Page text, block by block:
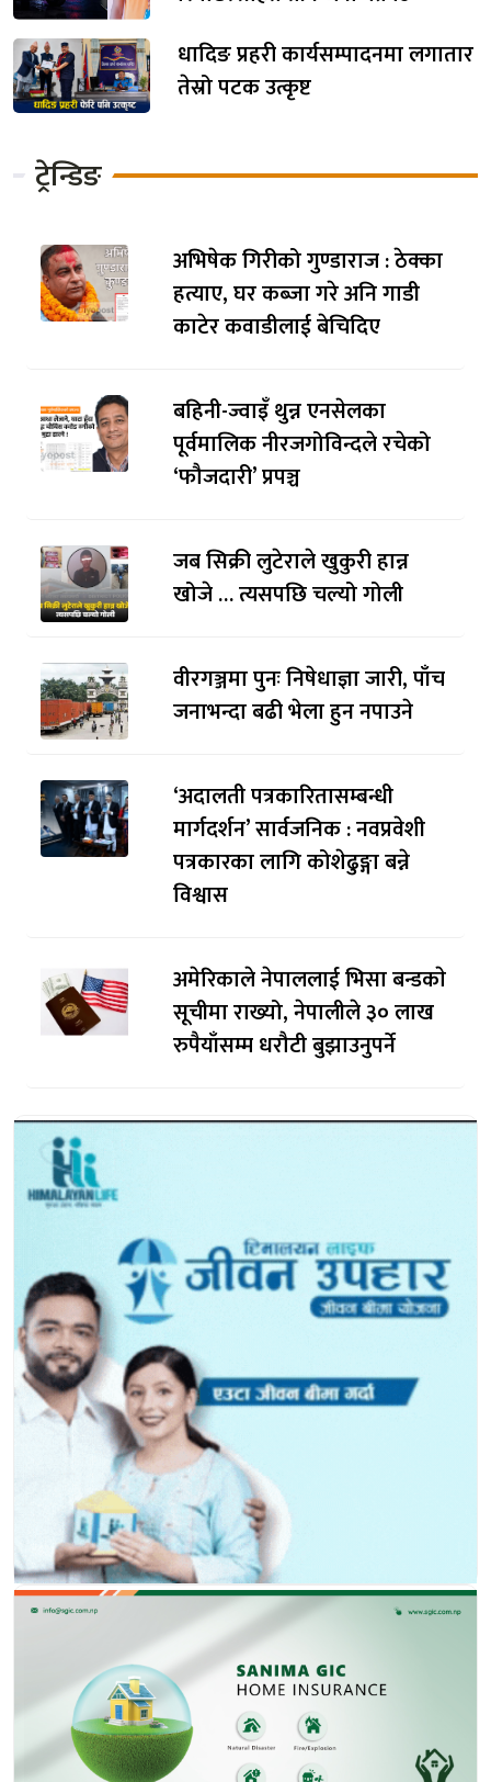
धादिङ प्रहरी कार्यसम्पादनमा लगातार
तेस्रो पटक उत्कृष्ट
ट्रेन्डिङ
अभिषेक गिरीको गुण्डाराज : ठेक्का
हत्याए, घर कब्जा गरे अनि गाडी
काटेर कवाडीलाई बेचिदिए
बहिनी-ज्वाइँ थुन्न एनसेलका
पूर्वमालिक नीरजगोविन्दले रचेको
‘फौजदारी’ प्रपञ्च
जब सिक्री लुटेराले खुकुरी हान्न
खोजे … त्यसपछि चल्यो गोली
वीरगञ्जमा पुनः निषेधाज्ञा जारी, पाँच
जनाभन्दा बढी भेला हुन नपाउने
‘अदालती पत्रकारितासम्बन्धी
मार्गदर्शन’ सार्वजनिक : नवप्रवेशी
पत्रकारका लागि कोशेढुङ्गा बन्ने
विश्वास
अमेरिकाले नेपाललाई भिसा बन्डकाे
सूचीमा राख्यो, नेपालीले ३० लाख
रुपैयाँसम्म धरौटी बुझाउनुपर्ने